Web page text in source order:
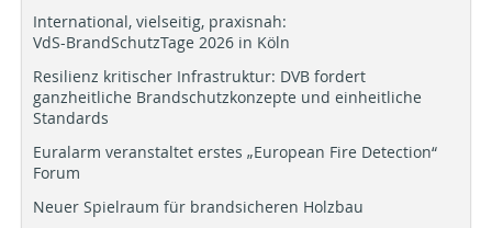
International, vielseitig, praxisnah:
VdS-BrandSchutzTage 2026 in Köln
Resilienz kritischer Infrastruktur: DVB fordert
ganzheitliche Brandschutzkonzepte und einheitliche
Standards
Euralarm veranstaltet erstes „European Fire Detection“
Forum
Neuer Spielraum für brandsicheren Holzbau